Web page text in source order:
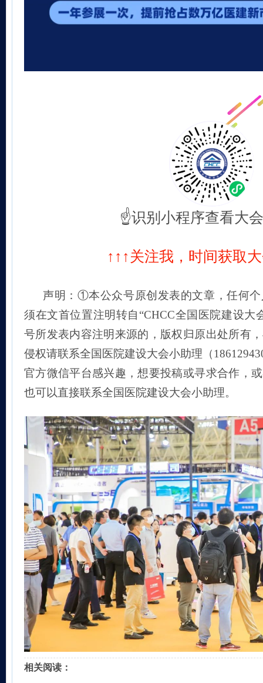
☝识别小程序查看大
↑↑↑关注我，时间获取
声明：①本公众号原创发表的文章，任何
须在文首位置注明转自“CHCC全国医院建设
号所发表内容注明来源的，版权归原出处所有
侵权请联系全国医院建设大会小助理（
官方微信平台感兴趣，想要投稿或寻求合作，
也可以直接联系全国医院建设大会小助理。
相关阅读：